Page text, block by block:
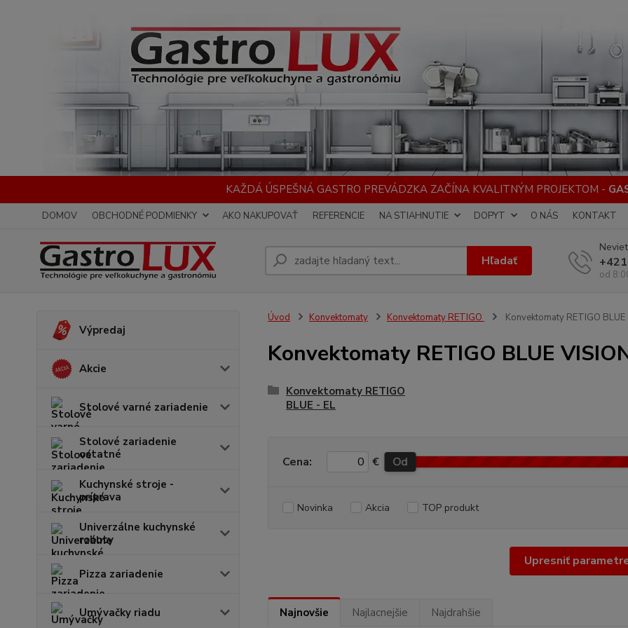
KAŽDÁ ÚSPEŠNÁ GASTRO PREVÁDZKA ZAČÍNA KVALITNÝM PROJEKTOM -
DOMOV OBCHODNÉ PODMIENKY AKO NAKUPOVAŤ REFERENCIE NA STIAHNUTIE DOPYT O NÁS KONTAKT
Hľadať
od
Výpredaj
Akcie
Stolové varné zariadenie
Stolové zariadenie
ostatné
Kuchynské stroje -
príprava
Univerzálne kuchynské
roboty
Pizza zariadenie
Umývačky riadu
Úvod Konvektomaty Konvektomaty RETIGO Konvektomaty RETIGO BLUE
Konvektomaty RETIGO BLUE
Konvektomaty RETIGO
BLUE - EL
Upresniť
Cena: € Od
Novinka Akcia TOP produkt
Najnovšie Najlacnejšie Najdrahšie